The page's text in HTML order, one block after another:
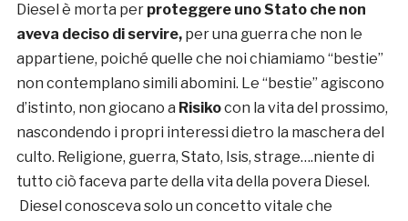
Diesel è morta per proteggere uno Stato che non
aveva deciso di servire,per una guerra che non le
appartiene, poiché quelle che noi chiamiamo “bestie”
non contemplano simili abomini. Le “bestie” agiscono
d’istinto, non giocano a Risikocon la vita del prossimo,
nascondendo i propri interessi dietro la maschera del
culto. Religione, guerra, Stato, Isis, strage….niente di
tutto ciò faceva parte della vita della povera Diesel.
Diesel conosceva solo un concetto vitale che